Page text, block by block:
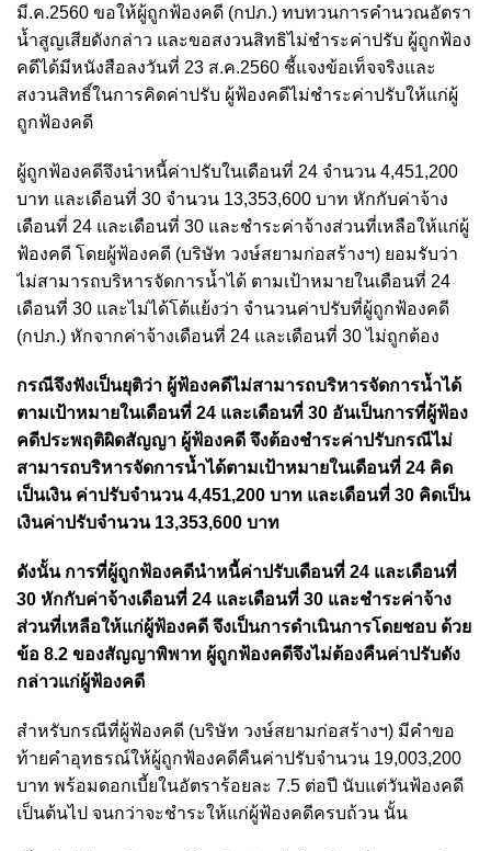
มี.ค.2560 ขอให้ผู้ถูกฟ้องคดี (กปภ.) ทบทวนการคำนวณอัตรา
น้ำสูญเสียดังกล่าว และขอสงวนสิทธิไม่ชำระค่าปรับ ผู้ถูกฟ้อง
คดีได้มีหนังสือลงวันที่ 23 ส.ค.2560 ชี้แจงข้อเท็จจริงและ
สงวนสิทธิ์ในการคิดค่าปรับ ผู้ฟ้องคดีไม่ชำระค่าปรับให้แก่ผู้
ถูกฟ้องคดี
ผู้ถูกฟ้องคดีจึงนำหนี้ค่าปรับในเดือนที่ 24 จำนวน 4,451,200
บาท และเดือนที่ 30 จำนวน 13,353,600 บาท หักกับค่าจ้าง
เดือนที่ 24 และเดือนที่ 30 และชำระค่าจ้างส่วนที่เหลือให้แก่ผู้
ฟ้องคดี โดยผู้ฟ้องคดี (บริษัท วงษ์สยามก่อสร้างฯ) ยอมรับว่า
ไม่สามารถบริหารจัดการน้ำได้ ตามเป้าหมายในเดือนที่ 24
เดือนที่ 30 และไม่ได้โต้แย้งว่า จำนวนค่าปรับที่ผู้ถูกฟ้องคดี
(กปภ.) หักจากค่าจ้างเดือนที่ 24 และเดือนที่ 30 ไม่ถูกต้อง
กรณีจึงฟังเป็นยุติว่า ผู้ฟ้องคดีไม่สามารถบริหารจัดการน้ำได้
ตามเป้าหมายในเดือนที่ 24 และเดือนที่ 30 อันเป็นการที่ผู้ฟ้อง
คดีประพฤติผิดสัญญา ผู้ฟ้องคดี จึงต้องชำระค่าปรับกรณีไม่
สามารถบริหารจัดการน้ำได้ตามเป้าหมายในเดือนที่ 24 คิด
เป็นเงิน ค่าปรับจำนวน 4,451,200 บาท และเดือนที่ 30 คิดเป็น
เงินค่าปรับจำนวน 13,353,600 บาท
ดังนั้น การที่ผู้ถูกฟ้องคดีนำหนี้ค่าปรับเดือนที่ 24 และเดือนที่
30 หักกับค่าจ้างเดือนที่ 24 และเดือนที่ 30 และชำระค่าจ้าง
ส่วนที่เหลือให้แก่ผู้ฟ้องคดี จึงเป็นการดำเนินการโดยชอบ ด้วย
ข้อ 8.2 ของสัญญาพิพาท ผู้ถูกฟ้องคดีจึงไม่ต้องคืนค่าปรับดัง
กล่าวแก่ผู้ฟ้องคดี
สำหรับกรณีที่ผู้ฟ้องคดี (บริษัท วงษ์สยามก่อสร้างฯ) มีคำขอ
ท้ายคำอุทธรณ์ให้ผู้ถูกฟ้องคดีคืนค่าปรับจำนวน 19,003,200
บาท พร้อมดอกเบี้ยในอัตราร้อยละ 7.5 ต่อปี นับแต่วันฟ้องคดี
เป็นต้นไป จนกว่าจะชำระให้แก่ผู้ฟ้องคดีครบถ้วน นั้น